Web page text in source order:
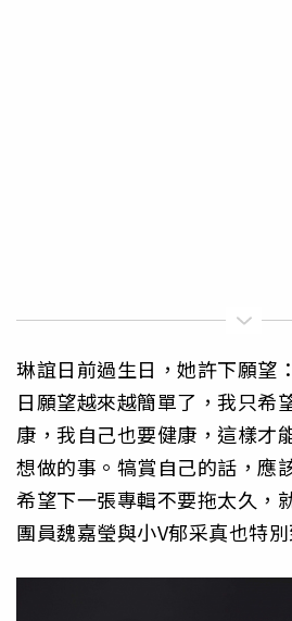
琳誼日前過生日，她許下願望
日願望越來越簡單了，我只希
康，我自己也要健康，這樣才
想做的事。犒賞自己的話，應
希望下一張專輯不要拖太久，
團員魏嘉瑩與小V郁采真也特